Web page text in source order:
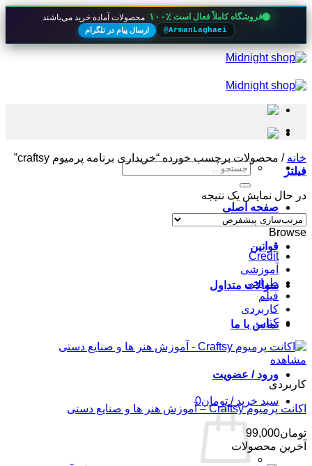
فروشگاه کاملاً فعال است ۱۰۰٪ محصولات آماده خرید می‌باشند
@ArmanLaghaei ارسال پیام در تلگرام
Skip
to
جستجو
صفحه اصلی
قوانین
سوالات متداول
تماس با ما
ورود / عضویت
سبد خرید / تومان0
خانه / محصولات برچسب خورده “خریداری برنامه پرمیوم craftsy”
فیلتر
در حال نمایش یک نتیجه
Browse
Credit
آموزشی
طراحی
فیلم
کاربردی
کتاب
مشاهده
کاربردی
اکانت پرمیوم Craftsy – آموزش هنر ها و صنایع دستی
تومان99,000
آخرین محصولات